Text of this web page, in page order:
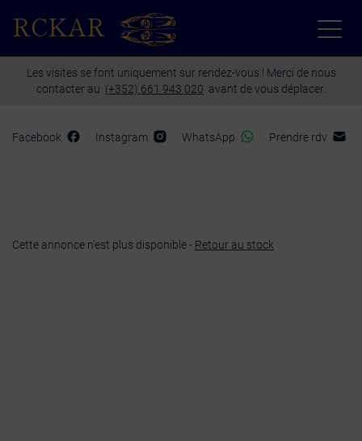
RCKAR
Les visites se font uniquement sur rendez-vous ! Merci de nous
contacter au (+352) 661 943 020 avant de vous déplacer.
Facebook Instagram WhatsApp Prendre rdv
Cette annonce n'est plus disponible - Retour au stock